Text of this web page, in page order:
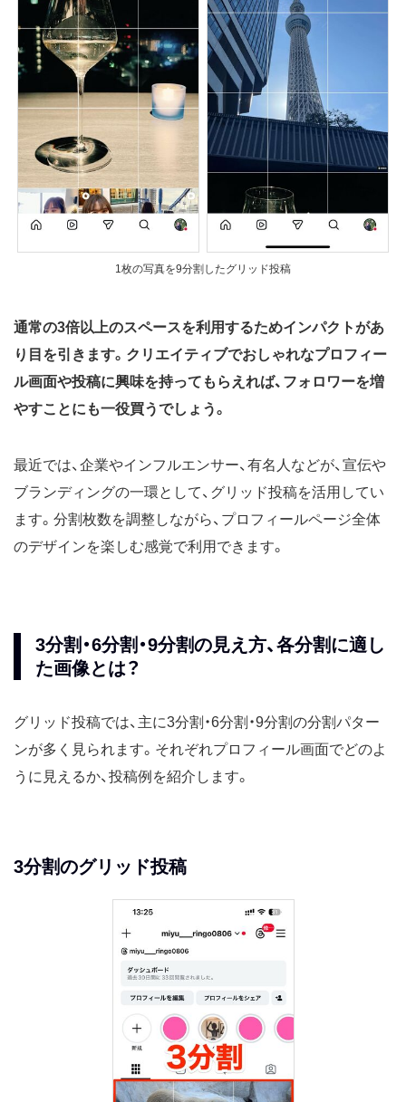
1枚の写真を9分割したグリッド投稿
通常の3倍以上のスペースを利用するためインパクトがあ
り目を引きます。クリエイティブでおしゃれなプロフィー
ル画面や投稿に興味を持ってもらえれば、フォロワーを増
やすことにも一役買うでしょう。
最近では、企業やインフルエンサー、有名人などが、宣伝や
ブランディングの一環として、グリッド投稿を活用してい
ます。分割枚数を調整しながら、プロフィールページ全体
のデザインを楽しむ感覚で利用できます。
3分割・6分割・9分割の見え方、各分割に適し
た画像とは？
グリッド投稿では、主に3分割・6分割・9分割の分割パター
ンが多く見られます。それぞれプロフィール画面でどのよ
うに見えるか、投稿例を紹介します。
3分割のグリッド投稿